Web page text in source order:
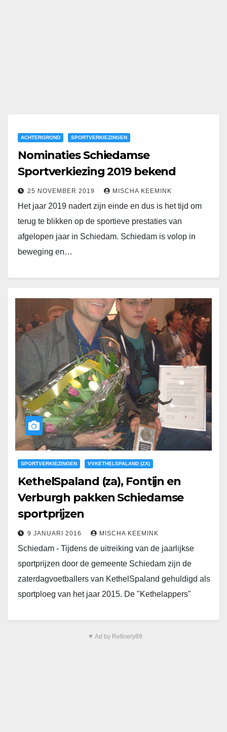
ACHTERGROND SPORTVERKIEZINGEN
Nominaties Schiedamse
Sportverkiezing 2019 bekend
25 NOVEMBER 2019 MISCHA KEEMINK
Het jaar 2019 nadert zijn einde en dus is het tijd om
terug te blikken op de sportieve prestaties van
afgelopen jaar in Schiedam. Schiedam is volop in
beweging en…
SPORTVERKIEZINGEN VVKETHELSPALAND (ZA)
KethelSpaland (za), Fontijn en
Verburgh pakken Schiedamse
sportprijzen
9 JANUARI 2016 MISCHA KEEMINK
Schiedam - Tijdens de uitreiking van de jaarlijkse
sportprijzen door de gemeente Schiedam zijn de
zaterdagvoetballers van KethelSpaland gehuldigd als
sportploeg van het jaar 2015. De "Kethelappers"
▼ Ad by Refinery89